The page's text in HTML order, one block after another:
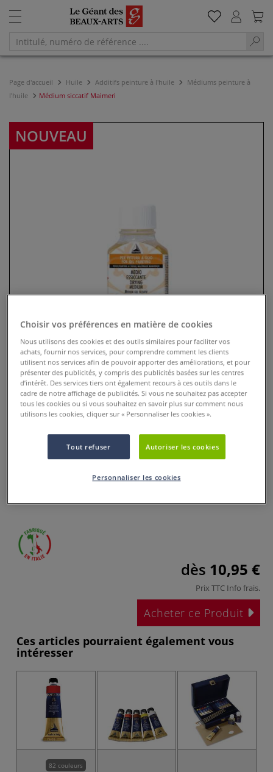
Page d'accueil Huile Additifs peinture à l'huile
Médiums peinture à
l'huile
Médium siccatif Maimeri
NOUVEAU
Médium siccatif Maimeri
0 Commentaires
Médium siccatif Maimeri : médium pour peinture à l’huile
dès 10,95 €
Prix TTC Info frais.
Acheter ce Produit
Ces articles pourraient également vous
intéresser
82 couleurs
Choisir vos préférences en matière de cookies
Nous utilisons des cookies et des outils similaires pour faciliter vos
achats, fournir nos services, pour comprendre comment les clients
utilisent nos services afin de pouvoir apporter des améliorations, et pour
présenter des publicités, y compris des publicités basées sur les centres
d’intérêt. Des services tiers ont également recours à ces outils dans le
cadre de notre affichage de publicités. Si vous ne souhaitez pas accepter
tous les cookies ou si vous souhaitez en savoir plus sur comment nous
utilisons les cookies, cliquer sur « Personnaliser les cookies ».
Tout refuser Autoriser les cookies
Personnaliser les cookies